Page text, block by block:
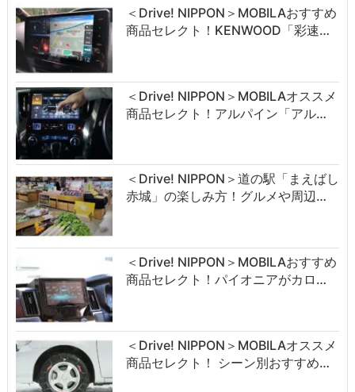
＜Drive! NIPPON＞MOBILAおすすめ
商品セレクト！KENWOOD「彩速…
＜Drive! NIPPON＞MOBILAオススメ
商品セレクト！アルパイン「アル…
＜Drive! NIPPON＞道の駅「まえばし
赤城」の楽しみ方！グルメや周辺…
＜Drive! NIPPON＞MOBILAおすすめ
商品セレクト！パイオニアがカロ…
＜Drive! NIPPON＞MOBILAオススメ
商品セレクト！ シーン別おすすめ…